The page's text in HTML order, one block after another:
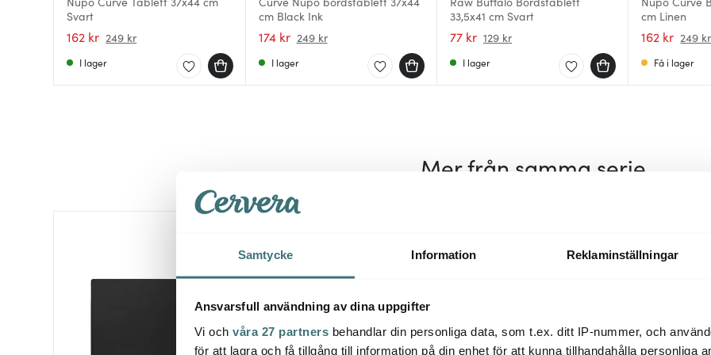
Samtycke Information Reklaminställningar
Ansvarsfull användning av dina uppgifter
Vi och våra 27 partners behandlar din personliga data, som t.ex. ditt IP-nummer, och
för att lagra och få tillgång till information på din enhet för att kunna tillhandahålla personliga
Svart
162 kr 249 kr
I lager
cm Black Ink
174 kr 249 kr
I lager
33,5x41 cm Svart
77 kr 129 kr
I lager
cm Linen
162 kr 249 kr
Få i lager
Mer från samma serie